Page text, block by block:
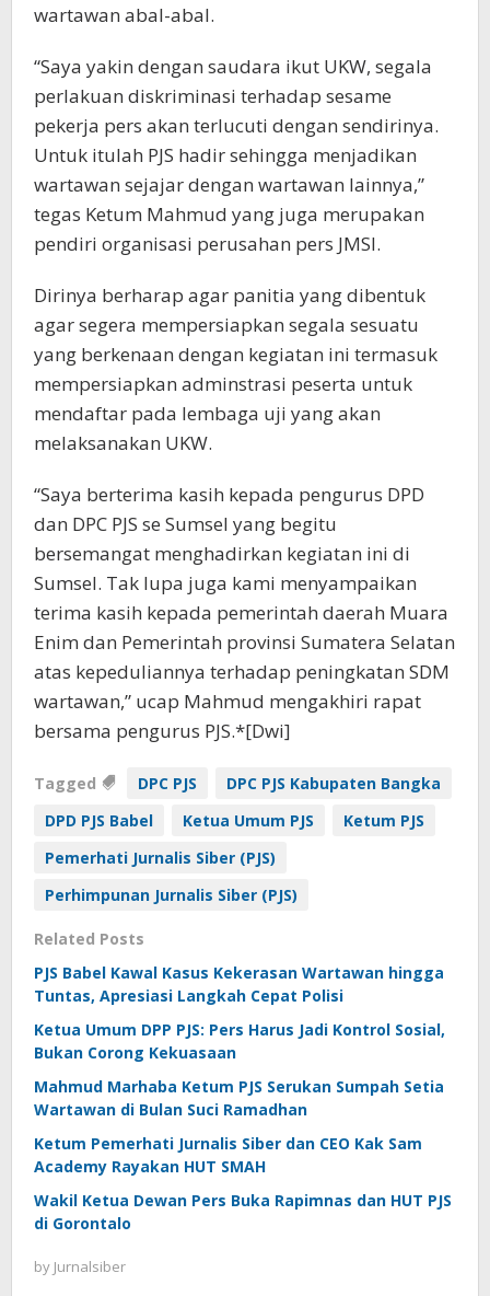
wartawan abal-abal.
“Saya yakin dengan saudara ikut UKW, segala
perlakuan diskriminasi terhadap sesame
pekerja pers akan terlucuti dengan sendirinya.
Untuk itulah PJS hadir sehingga menjadikan
wartawan sejajar dengan wartawan lainnya,”
tegas Ketum Mahmud yang juga merupakan
pendiri organisasi perusahan pers JMSI.
Dirinya berharap agar panitia yang dibentuk
agar segera mempersiapkan segala sesuatu
yang berkenaan dengan kegiatan ini termasuk
mempersiapkan adminstrasi peserta untuk
mendaftar pada lembaga uji yang akan
melaksanakan UKW.
“Saya berterima kasih kepada pengurus DPD
dan DPC PJS se Sumsel yang begitu
bersemangat menghadirkan kegiatan ini di
Sumsel. Tak lupa juga kami menyampaikan
terima kasih kepada pemerintah daerah Muara
Enim dan Pemerintah provinsi Sumatera Selatan
atas kepeduliannya terhadap peningkatan SDM
wartawan,” ucap Mahmud mengakhiri rapat
bersama pengurus PJS.*[Dwi]
Tagged DPC PJS
DPC PJS Kabupaten Bangka
DPD PJS Babel
Ketua Umum PJS
Ketum PJS
Pemerhati Jurnalis Siber (PJS)
Perhimpunan Jurnalis Siber (PJS)
Related Posts
PJS Babel Kawal Kasus Kekerasan Wartawan hingga
Tuntas, Apresiasi Langkah Cepat Polisi
Ketua Umum DPP PJS: Pers Harus Jadi Kontrol Sosial,
Bukan Corong Kekuasaan
Mahmud Marhaba Ketum PJS Serukan Sumpah Setia
Wartawan di Bulan Suci Ramadhan
Ketum Pemerhati Jurnalis Siber dan CEO Kak Sam
Academy Rayakan HUT SMAH
Wakil Ketua Dewan Pers Buka Rapimnas dan HUT PJS
di Gorontalo
by Jurnalsiber